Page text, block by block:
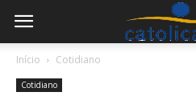
Início Cotidiano
Cotidiano